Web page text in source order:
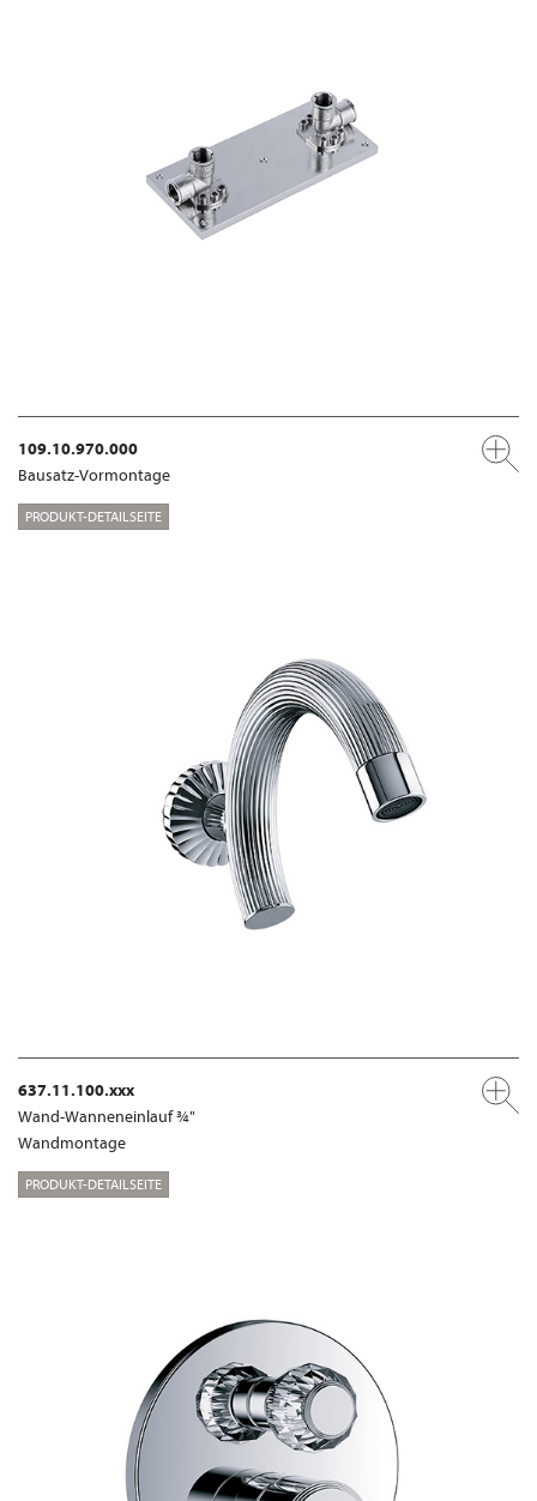
109.10.970.000
Bausatz-Vormontage
PRODUKT-DETAILSEITE
637.11.100.xxx
Wand-Wanneneinlauf ¾"
Wandmontage
PRODUKT-DETAILSEITE